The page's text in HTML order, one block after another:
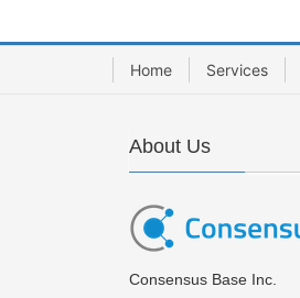
Home Services
About Us
Consensus Base Inc.